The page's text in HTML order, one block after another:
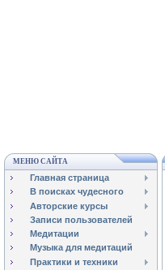
МЕНЮ САЙТА
Главная страница
В поисках чудесного
Авторские курсы
Записи пользователей
Медитации
Музыка для медитаций
Практики и техники